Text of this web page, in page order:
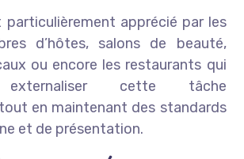
particulièrement apprécié par les
d’hôtes, salons de beauté,
ou encore les restaurants qui
externaliser cette tâche
en maintenant des standards
et de présentation.